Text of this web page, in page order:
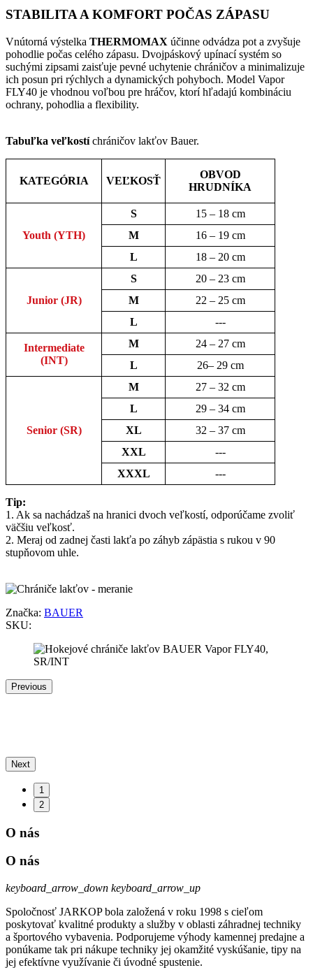
STABILITA A KOMFORT POČAS ZÁPASU
Vnútorná výstelka THERMOMAX účinne odvádza pot a zvyšuje
pohodlie počas celého zápasu. Dvojpáskový upínací systém so
suchými zipsami zaisťuje pevné uchytenie chráničov a minimalizuje
ich posun pri rýchlych a dynamických pohyboch. Model Vapor
FLY40 je vhodnou voľbou pre hráčov, ktorí hľadajú kombináciu
ochrany, pohodlia a flexibility.
Tabuľka veľkostíchráničov lakťov Bauer.
KATEGÓRIA VEĽKOSŤ
OBVOD
HRUDNÍKA
Youth (YTH)
S
15 – 18 cm
M
16 – 19 cm
L
18 – 20 cm
Junior (JR)
S
20 – 23 cm
M
22 – 25 cm
L
---
Intermediate
(INT)
M
24 – 27 cm
L
26– 29 cm
Senior (SR)
M
27 – 32 cm
L
29 – 34 cm
XL
32 – 37 cm
XXL
---
XXXL
---
Tip:
1. Ak sa nachádzaš na hranici dvoch veľkostí, odporúčame zvoliť
väčšiu veľkosť.
2. Meraj od zadnej časti lakťa po záhyb zápästia s rukou v 90
stupňovom uhle.
Značka: BAUER
SKU:
Previous
Next
1
2
O nás
O nás
keyboard_arrow_down keyboard_arrow_up
Spoločnosť JARKOP bola založená v roku 1998 s cieľom
poskytovať kvalitné produkty a služby v oblasti záhradnej techniky
a športového vybavenia. Podporujeme výhody kamennej predajne a
ponúkame tak pri nákupe techniky jej okamžité vyskúšanie, tipy na
jej efektívne využívanie či úvodné spustenie.